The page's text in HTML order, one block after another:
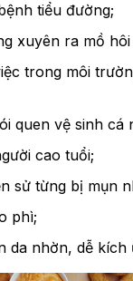
tiểu đường;
xuyên ra mồ hôi
trong môi
quen vệ sinh cá
cao tuổi;
sử từng bị mụn
phì;
da nhờn, dễ kích